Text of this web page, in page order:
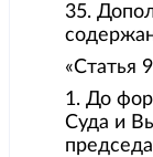
35.
«Статья
1. До
Суда и